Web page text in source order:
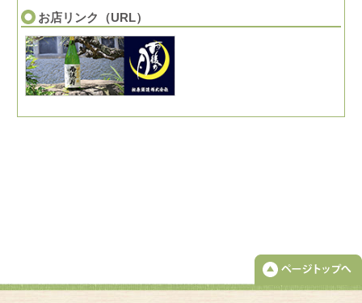
お店リンク（URL）